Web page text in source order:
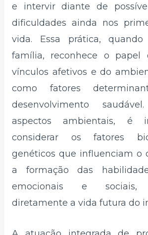
e intervir diante de
dificuldades ainda nos
vida. Essa prática,
família, reconhece o papel
vínculos afetivos e do
como fatores
desenvolvimento
aspectos ambientais, é
considerar os fatores
genéticos que influenciam o
a formação das
emocionais e sociais,
diretamente a vida futura do